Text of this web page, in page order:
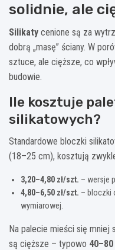
solidnie, ale
Silikaty cenione są za
dobrą „masę” ściany. W
sztuce, ale cięższe, co
budowie.
Ile kosztuje
silikatowych?
Standardowe bloczki
(18–25 cm), kosztują
3,20–4,80 zł/szt. – wersje
4,80–6,50 zł/szt. – bloczki
wymiarowej.
Na palecie mieści się mniej
są cięższe – typowo